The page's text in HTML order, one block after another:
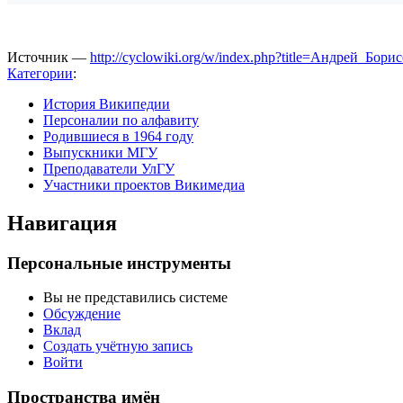
Источник — http://cyclowiki.org/w/
Категории:
История Википедии
Персоналии по алфавиту
Родившиеся в 1964 году
Выпускники МГУ
Преподаватели УлГУ
Участники проектов Викимедиа
Навигация
Персональные инструменты
Вы не представились системе
Обсуждение
Вклад
Создать учётную запись
Войти
Пространства имён